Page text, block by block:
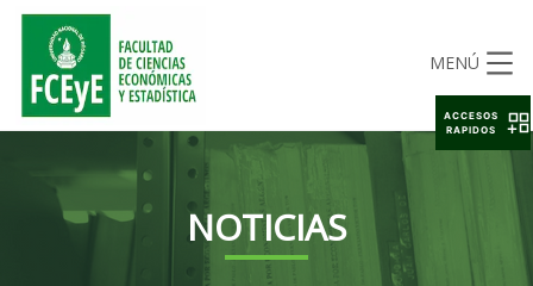
MENÚ
NOTICIAS
ACCESOS
RAPIDOS